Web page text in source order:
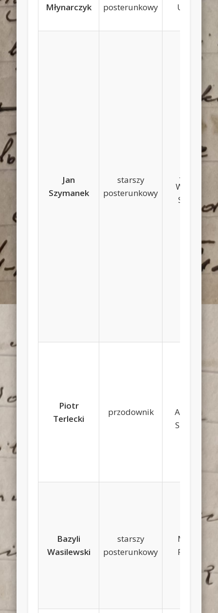
Młynarczyk
posterunkowy
Ulianna
Jan
Szymanek
starszy
posterunkowy
Wiktoria
Szalech
Piotr
Terlecki
przodownik
Antonina
Szczęsna
Bazyli
Wasilewski
starszy
posterunkowy
Marcin,
Paulina